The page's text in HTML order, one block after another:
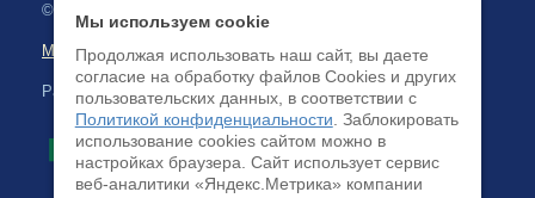
© 2026, Karelian State Philharmonic
Map of site
Payment by credit cards available
Мы используем cookie
Продолжая использовать наш сайт, вы даете
согласие на обработку файлов Cookies и других
пользовательских данных, в соответствии с
Политикой конфиденциальности . Заблокировать
использование cookies сайтом можно в
настройках браузера. Cайт использует сервис
веб-аналитики «Яндекс.Метрика» компании